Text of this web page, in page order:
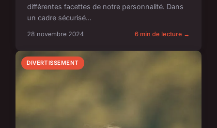
différentes facettes de notre personnalité. Dans
un cadre sécurisé...
28 novembre 2024 6 min de lecture →
DIVERTISSEMENT